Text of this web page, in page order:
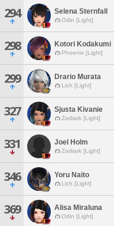
294 Selena Sternfall
Odin [Light]
298 Kotori Kodakumi
Phoenix [Light]
299 Drario Murata
Lich [Light]
327 Sjusta Kivanie
Zodiark [Light]
331 Joel Holm
Zodiark [Light]
346 Yoru Naito
Lich [Light]
369 Alisa Miraluna
Odin [Light]